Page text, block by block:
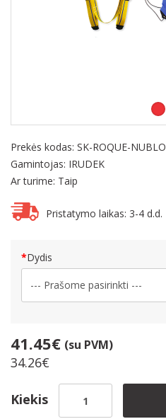
Prekės kodas: SK-ROQUE-NUBLO
Gamintojas: IRUDEK
Ar turime: Taip
Pristatymo laikas: 3-4 d.d.
Dydis
41.45€ (su PVM)
34.26€
Kiekis